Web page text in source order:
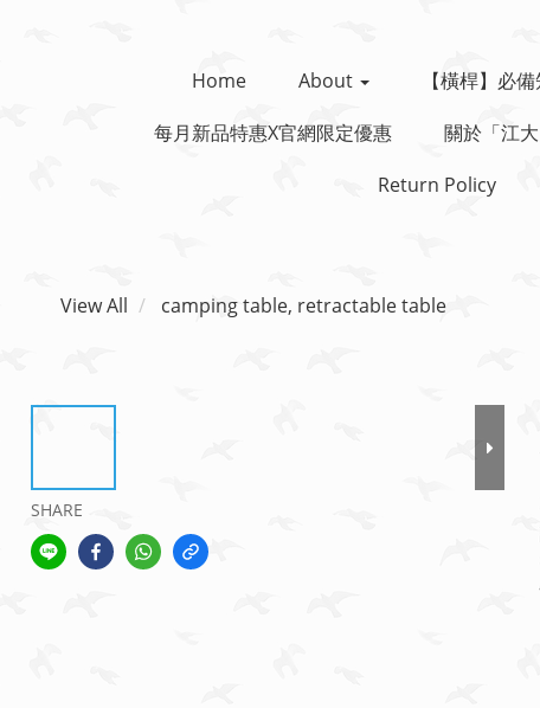
Home About 【橫桿】必
每月新品特惠x官網限定優惠
關於「江
Return Policy
View All camping table, retractable table
SHARE